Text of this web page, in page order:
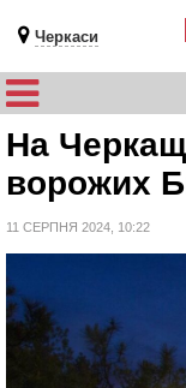
Черкаси
На
ворожих
11 СЕРПНЯ 2024, 10:22